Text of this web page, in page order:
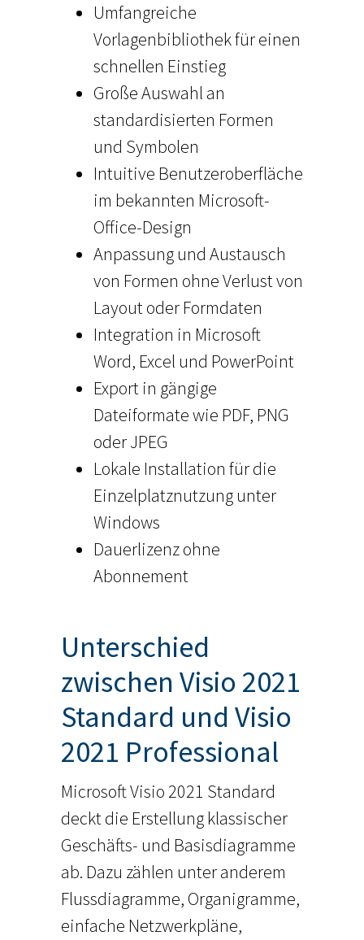
Umfangreiche
Vorlagenbibliothek für einen
schnellen Einstieg
Große Auswahl an
standardisierten Formen
und Symbolen
Intuitive Benutzeroberfläche
im bekannten Microsoft-
Office-Design
Anpassung und Austausch
von Formen ohne Verlust von
Layout oder Formdaten
Integration in Microsoft
Word, Excel und PowerPoint
Export in gängige
Dateiformate wie PDF, PNG
oder JPEG
Lokale Installation für die
Einzelplatznutzung unter
Windows
Dauerlizenz ohne
Abonnement
Unterschied
zwischen Visio 2021
Standard und Visio
2021 Professional
Microsoft Visio 2021 Standard
deckt die Erstellung klassischer
Geschäfts- und Basisdiagramme
ab. Dazu zählen unter anderem
Flussdiagramme, Organigramme,
einfache Netzwerkpläne,